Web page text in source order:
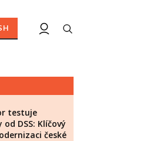
testuje
DSS: Klíčový
české